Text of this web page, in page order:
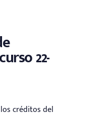
22-
créditos del